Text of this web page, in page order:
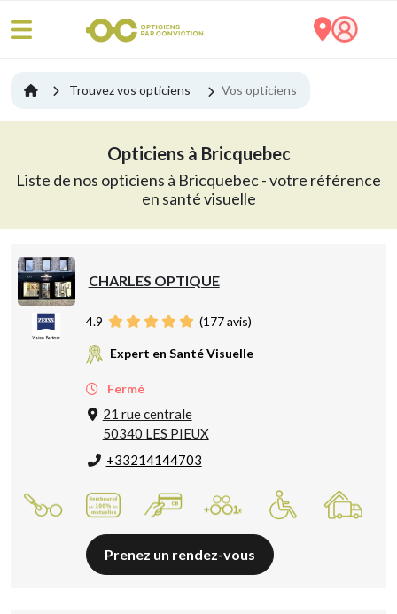
Trouvez vos opticiens Vos opticiens
Opticiens à Bricquebec
Liste de nos opticiens à Bricquebec - votre référence
en santé visuelle
CHARLES OPTIQUE
4.9 (177avis)
Expert en Santé Visuelle
Fermé
21 rue centrale
50340 LES PIEUX
+33214144703
Prenez un rendez-vous